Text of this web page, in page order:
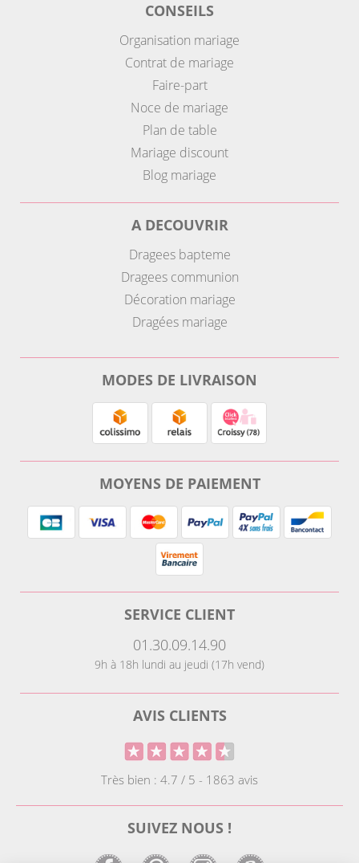
CONSEILS
Organisation mariage
Contrat de mariage
Faire-part
Noce de mariage
Plan de table
Mariage discount
Blog mariage
A DECOUVRIR
Dragees bapteme
Dragees communion
Décoration mariage
Dragées mariage
MODES DE LIVRAISON
MOYENS DE PAIEMENT
SERVICE CLIENT
01.30.09.14.90
9h à 18h lundi au jeudi (17h vend)
AVIS CLIENTS
Très bien : 4.7 / 5 - 1863 avis
SUIVEZ NOUS !